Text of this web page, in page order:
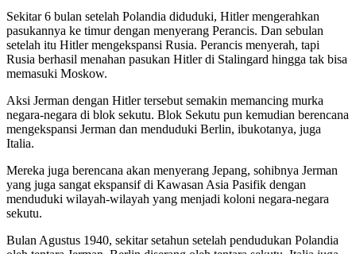
Sekitar 6 bulan setelah Polandia diduduki, Hitler mengerahkan
pasukannya ke timur dengan menyerang Perancis. Dan sebulan
setelah itu Hitler mengekspansi Rusia. Perancis menyerah, tapi
Rusia berhasil menahan pasukan Hitler di Stalingard hingga tak bisa
memasuki Moskow.
Aksi Jerman dengan Hitler tersebut semakin memancing murka
negara-negara di blok sekutu. Blok Sekutu pun kemudian berencana
mengekspansi Jerman dan menduduki Berlin, ibukotanya, juga
Italia.
Mereka juga berencana akan menyerang Jepang, sohibnya Jerman
yang juga sangat ekspansif di Kawasan Asia Pasifik dengan
menduduki wilayah-wilayah yang menjadi koloni negara-negara
sekutu.
Bulan Agustus 1940, sekitar setahun setelah pendudukan Polandia